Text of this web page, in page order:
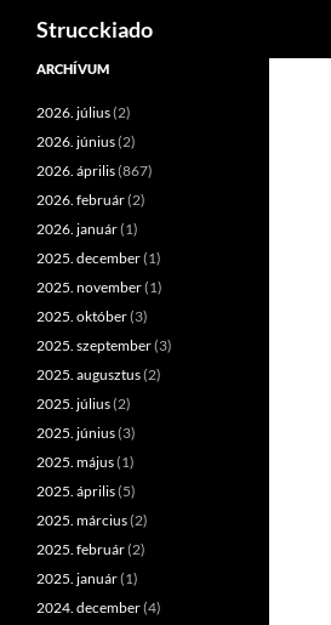
Tartalomhoz
Strucckiado
ARCHÍVUM
2026. július(2)
2026. június(2)
2026. április(867)
2026. február(2)
2026. január(1)
2025. december(1)
2025. november(1)
2025. október(3)
2025. szeptember(3)
2025. augusztus(2)
2025. július(2)
2025. június(3)
2025. május(1)
2025. április(5)
2025. március(2)
2025. február(2)
2025. január(1)
2024. december(4)